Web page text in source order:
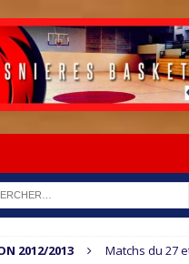
2012/2013 Matchs du 27